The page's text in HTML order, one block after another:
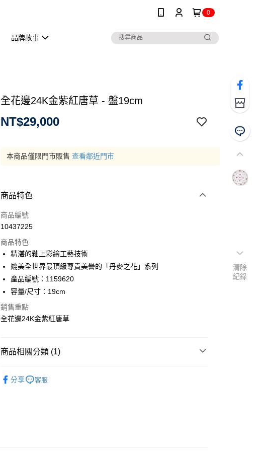
0
品牌故事
全花邊24K金紫紅唐草 - 盤19cm
NT$29,000
本商品僅限門市販售 查看鄰近門市
商品特色
商品編號
10437225
商品特色
精湛的釉上彩繪工藝技術
媲美全世界最頂級尊貴美譽的「丹麥之花」系列
產品編號：1159620
容量/尺寸：19cm
銷售重點
全花邊24K金紫紅唐草
商品相關分類 (1)
分享
客服
清除
紀錄